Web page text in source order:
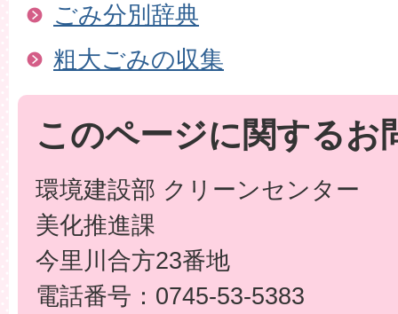
ごみ分別辞典
粗大ごみの収集
このページに関するお
環境建設部 クリーンセンター
美化推進課
今里川合方23番地
電話番号：0745-53-5383